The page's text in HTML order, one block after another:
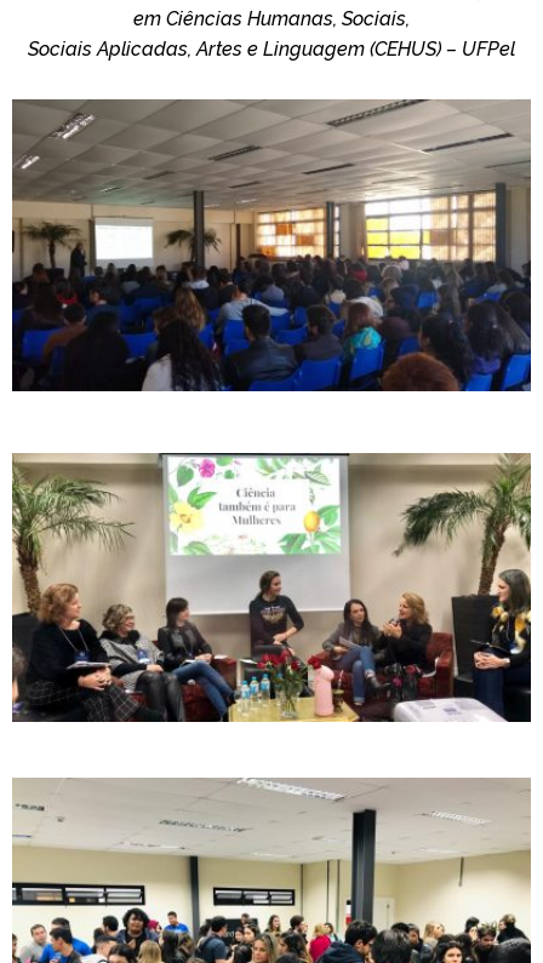
em Ciências Humanas, Sociais,
Sociais Aplicadas, Artes e Linguagem (CEHUS) – UFPel